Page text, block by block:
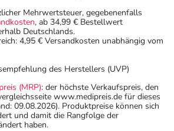
Mehrwertsteuer, gegebenenfalls
, ab 34,99 € Bestellwert
Deutschlands.
4,95 € Versandkosten unabhängig vom
des Herstellers (UVP)
(MRP): der höchste Verkaufspreis, den
www.medipreis.de für dieses
09.08.2026). Produktpreise können sich
und damit die Rangfolge der
haben.